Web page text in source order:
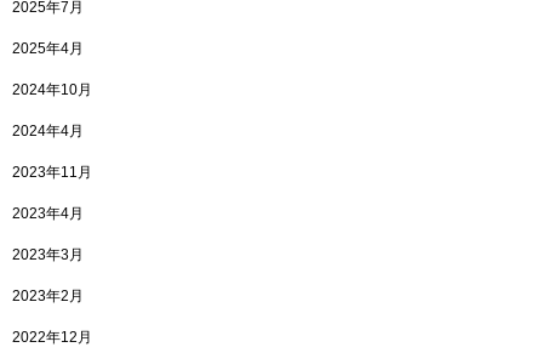
2025年7月
2025年4月
2024年10月
2024年4月
2023年11月
2023年4月
2023年3月
2023年2月
2022年12月